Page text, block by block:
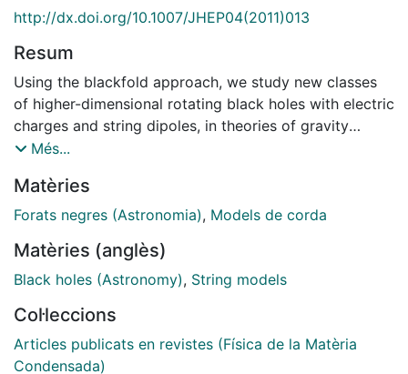
http://dx.doi.org/10.1007/JHEP04(2011)013
Resum
Using the blackfold approach, we study new classes
of higher-dimensional rotating black holes with electric
charges and string dipoles, in theories of gravity
coupled to a 2-form or 3-form field strength and to a
describe not only black holes with large angular
momenta, but also other regimes that include charged
construct explicit examples of electric rotating black
holes of dilatonic and non-dilatonic Einstein-Maxwell
topology. We also find new families of solutions with
string dipoles, including a new class of prolate black
rings. Whenever there are exact solutions that we can
Més...
Matèries
Forats negres (Astronomia), Models de corda
Matèries (anglès)
Black holes (Astronomy), String models
Col·leccions
Articles publicats en revistes (Física de la Matèria
Condensada)